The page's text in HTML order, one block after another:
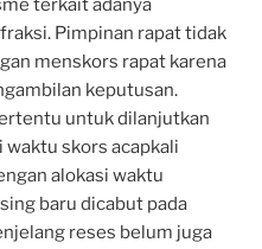
terkait adanya
Pimpinan rapat tidak
menskors rapat karena
keputusan.
untuk dilanjutkan
waktu skors acapkali
alokasi waktu
baru dicabut pada
reses belum juga